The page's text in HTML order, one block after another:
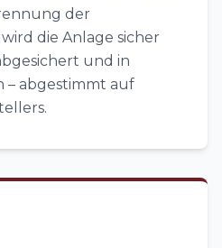
der
die Anlage sicher
und in
– abgestimmt auf